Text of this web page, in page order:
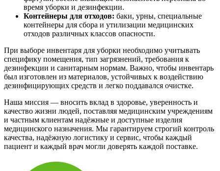
время уборки и дезинфекции.
Контейнеры для отходов: баки, урны, специальные
контейнеры для сбора и утилизации медицинских
отходов различных классов опасности.
При выборе инвентаря для уборки необходимо учитывать
специфику помещения, тип загрязнений, требования к
дезинфекции и санитарным нормам. Важно, чтобы инвентарь
был изготовлен из материалов, устойчивых к воздействию
дезинфицирующих средств и легко поддавался очистке.
Наша миссия — вносить вклад в здоровье, уверенность и
качество жизни людей, поставляя медицинским учреждениям
и частным клиентам надёжные и доступные изделия
медицинского назначения. Мы гарантируем строгий контроль
качества, надёжную логистику и сервис, чтобы каждый
пациент и каждый врач могли доверять каждой поставке.